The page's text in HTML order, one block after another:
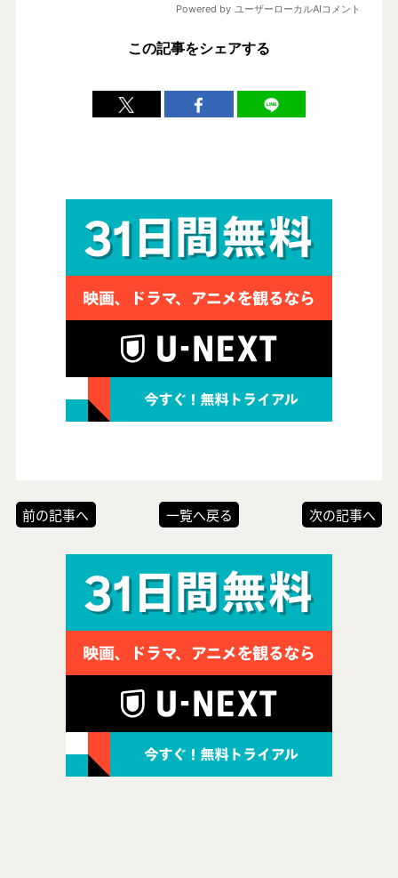
この記事をシェアする
前の記事へ 一覧へ戻る 次の記事へ